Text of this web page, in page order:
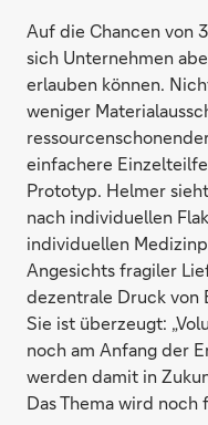
Auf die Chancen von
sich Unternehmen
erlauben können.
weniger
einfachere
Prototyp. Helmer
nach individuellen
individuellen
Angesichts fragiler
dezentrale Druck von
Sie ist überzeugt:
noch am Anfang der
werden damit in
Das Thema wird noch